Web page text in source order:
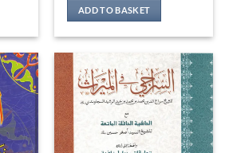
ADD TO BASKET